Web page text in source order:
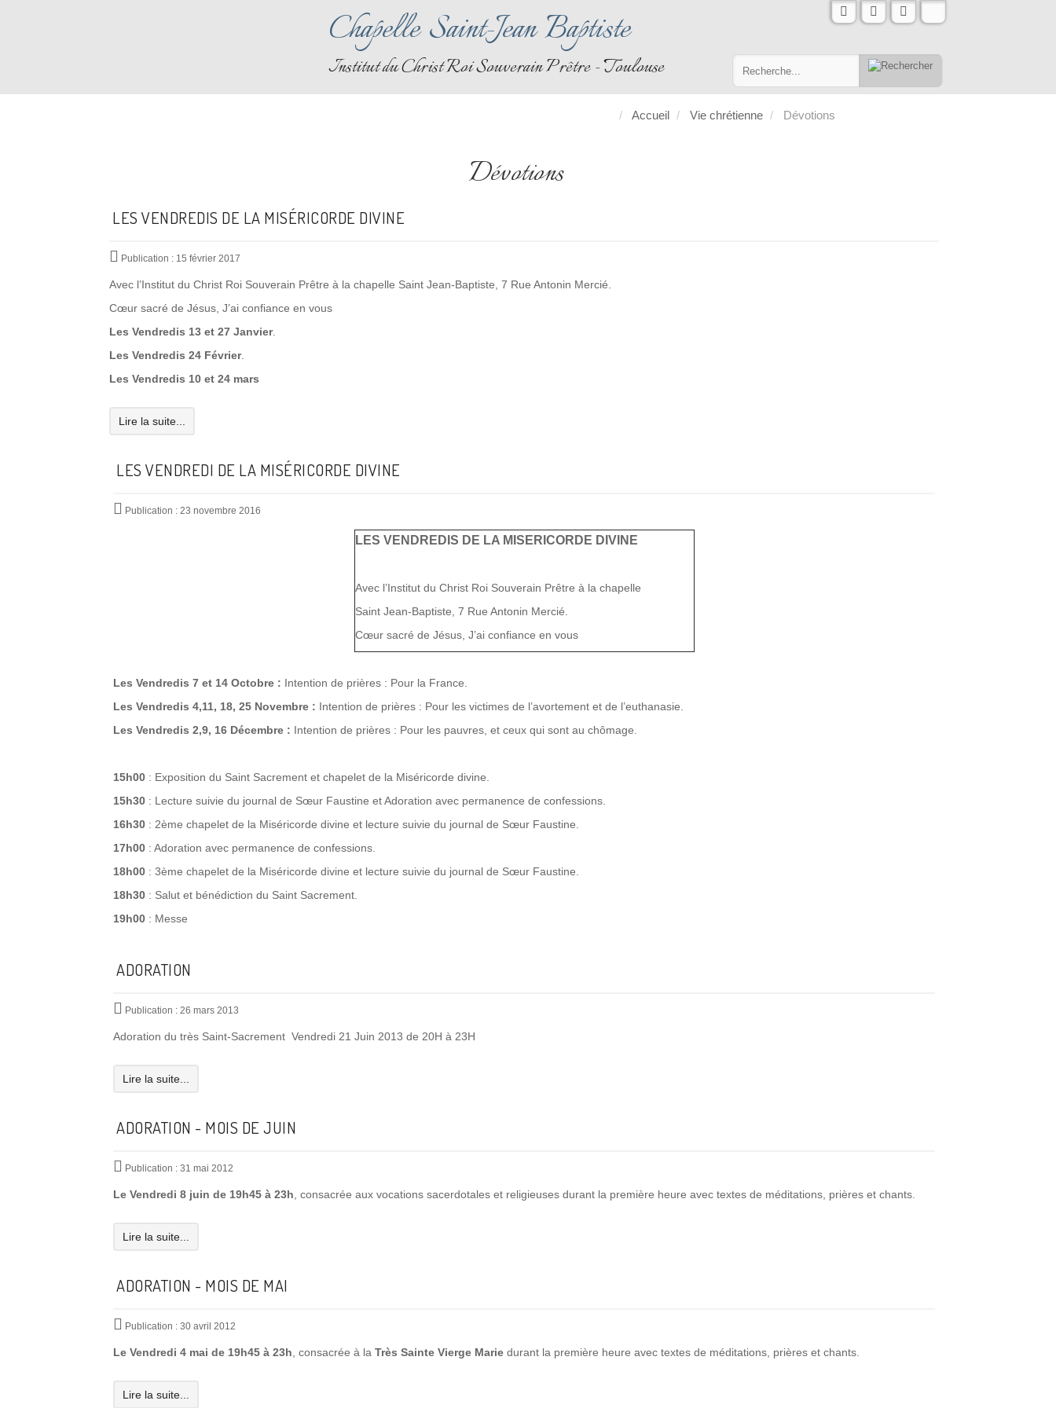
Chapelle Saint-Jean Baptiste
Institut du Christ Roi Souverain Prêtre - Toulouse
Accueil Vie chrétienne Dévotions
Dévotions
LES VENDREDIS DE LA MISÉRICORDE DIVINE
Publication : 15 février 2017
Avec l’Institut du Christ Roi Souverain Prêtre à la chapelle Saint Jean-Baptiste, 7 Rue Antonin Mercié.
Cœur sacré de Jésus, J’ai confiance en vous
Les Vendredis 13 et 27 Janvier.
Les Vendredis24 Février.
Les Vendredis 10 et 24 mars
Lire la suite...
LES VENDREDI DE LA MISÉRICORDE DIVINE
Publication : 23 novembre 2016
LES VENDREDIS DE LA MISERICORDE DIVINE
Avec l’Institut du Christ Roi Souverain Prêtre à la chapelle
Saint Jean-Baptiste, 7 Rue Antonin Mercié.
Cœur sacré de Jésus, J’ai confiance en vous
Les Vendredis 7 et 14 Octobre :
Intention de prières : Pour la France.
Les Vendredis 4,11, 18, 25 Novembre :
Intention de prières : Pour les victimes de l’avortement et de l’euthanasie.
Les Vendredis 2,9, 16 Décembre :
Intention de prières : Pour les pauvres, et ceux qui sont au chômage.
15h00 : Exposition du Saint Sacrement et chapelet de la Miséricorde divine.
15h30 : Lecture suivie du journal de Sœur Faustine et Adoration avec permanence de confessions.
16h30 : 2ème chapelet de la Miséricorde divine et lecture suivie du journal de Sœur Faustine.
17h00 : Adoration avec permanence de confessions.
18h00 : 3ème chapelet de la Miséricorde divine et lecture suivie du journal de Sœur Faustine.
18h30 : Salut et bénédiction du Saint Sacrement.
19h00 : Messe
ADORATION
Publication : 26 mars 2013
Adoration du très Saint-Sacrement Vendredi 21 Juin 2013 de 20H à 23H
Lire la suite...
ADORATION - MOIS DE JUIN
Publication : 31 mai 2012
Le Vendredi 8 juin de 19h45 à 23h, consacrée aux vocations sacerdotales et religieuses durant la première heure avec textes de méditations, prières et chants.
Lire la suite...
ADORATION - MOIS DE MAI
Publication : 30 avril 2012
Le Vendredi 4 mai de 19h45 à 23h, consacrée à laTrès Sainte Vierge Marie durant la première heure avec textes de méditations, prières et chants.
Lire la suite...